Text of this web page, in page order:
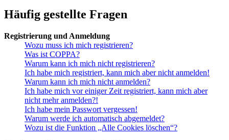
Häufig gestellte Fragen
Registrierung und Anmeldung
Wozu muss ich mich registrieren?
Was ist COPPA?
Warum kann ich mich nicht registrieren?
Ich habe mich registriert, kann mich aber nicht anmelden!
Warum kann ich mich nicht anmelden?
Ich habe mich vor einiger Zeit registriert, kann mich aber
nicht mehr anmelden?!
Ich habe mein Passwort vergessen!
Warum werde ich automatisch abgemeldet?
Wozu ist die Funktion „Alle Cookies löschen“?